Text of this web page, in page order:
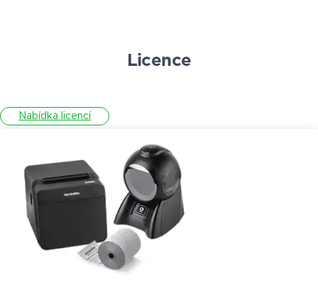
Licence
Nabídka licencí